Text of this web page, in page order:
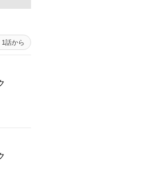
1話から